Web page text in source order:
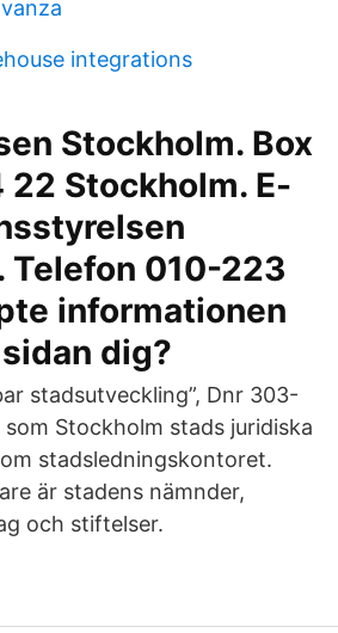
integrations
Stockholm. Box
22 Stockholm. E-
Telefon 010-223
informationen
dig?
stadsutveckling”, Dnr 303-
Stockholm stads juridiska
stadsledningskontoret.
är stadens nämnder,
och stiftelser.